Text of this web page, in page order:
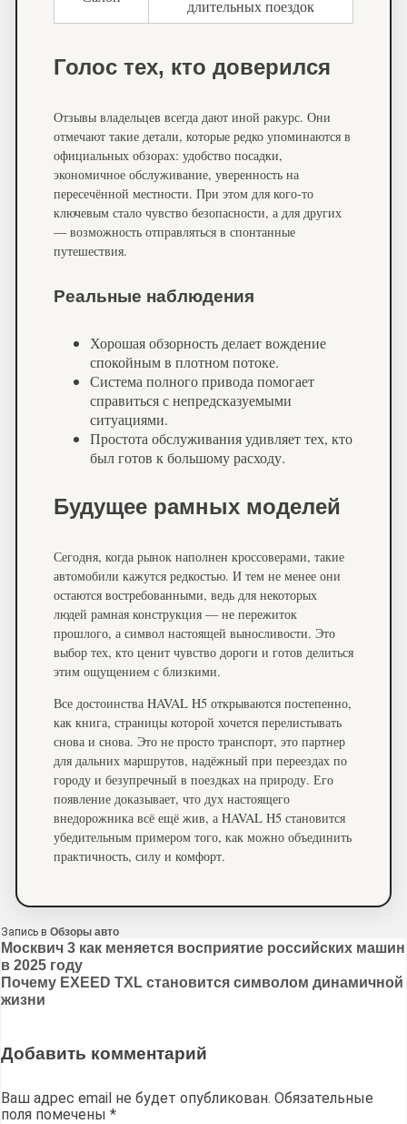
длительных поездок
Голос тех, кто доверился
Отзывы владельцев всегда дают иной ракурс. Они
отмечают такие детали, которые редко упоминаются в
официальных обзорах: удобство посадки,
экономичное обслуживание, уверенность на
пересечённой местности. При этом для кого-то
ключевым стало чувство безопасности, а для других
— возможность отправляться в спонтанные
путешествия.
Реальные наблюдения
Хорошая обзорность делает вождение
спокойным в плотном потоке.
Система полного привода помогает
справиться с непредсказуемыми
ситуациями.
Простота обслуживания удивляет тех, кто
был готов к большому расходу.
Будущее рамных моделей
Сегодня, когда рынок наполнен кроссоверами, такие
автомобили кажутся редкостью. И тем не менее они
остаются востребованными, ведь для некоторых
людей рамная конструкция — не пережиток
прошлого, а символ настоящей выносливости. Это
выбор тех, кто ценит чувство дороги и готов делиться
этим ощущением с близкими.
Все достоинства HAVAL H5 открываются постепенно,
как книга, страницы которой хочется перелистывать
снова и снова. Это не просто транспорт, это партнер
для дальних маршрутов, надёжный при переездах по
городу и безупречный в поездках на природу. Его
появление доказывает, что дух настоящего
внедорожника всё ещё жив, а HAVAL H5 становится
убедительным примером того, как можно объединить
практичность, силу и комфорт.
Запись в Обзоры авто
Навигация
по
записям
Москвич 3 как меняется восприятие российских машин
в 2025 году
Почему EXEED TXL становится символом динамичной
жизни
Добавить комментарий
Ваш адрес email не будет опубликован. Обязательные
поля помечены *